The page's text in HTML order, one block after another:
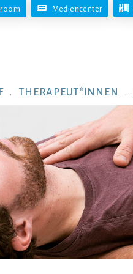
Mediencenter
THERAPEUT*INNEN